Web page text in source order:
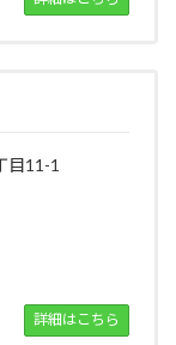
目11-1
詳細はこちら